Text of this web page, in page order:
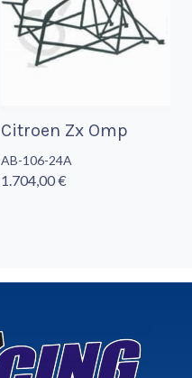
Citroen Zx Omp
AB-106-24A
1.704,00 €